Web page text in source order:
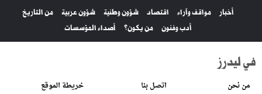
أخبار مواقف وآراء اقتصاد شؤون وطنية شؤون عربية
من التاريخ
أدب وفنون
من يكون؟ أصداء المؤسسات
في ليدرز
من نحن اتصل بنا خريطة الموقع